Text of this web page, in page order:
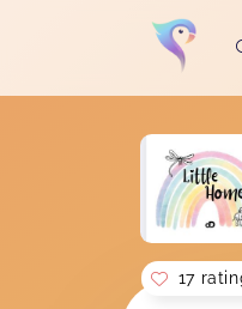
Soon you
17